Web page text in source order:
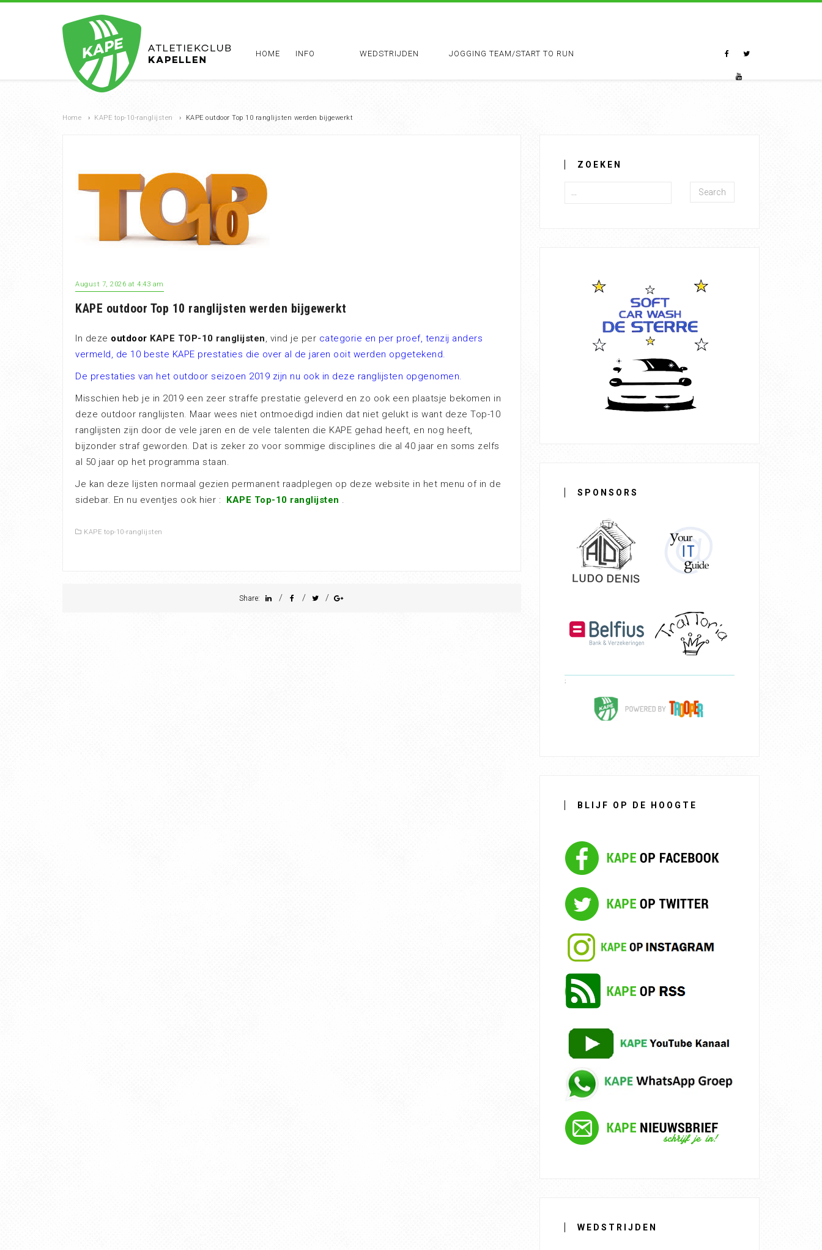
HOME INFO WEDSTRIJDEN JOGGING TEAM/START TO RUN
Home › KAPE top-10-ranglijsten › KAPE outdoor Top 10 ranglijsten werden bijgewerkt
August 7, 2026 at 4:43 am
KAPE outdoor Top 10 ranglijsten werden bijgewerkt
In deze outdoor KAPE TOP-10 ranglijsten, vind je per categorie en per proef, tenzij anders
vermeld, de 10 beste KAPE prestaties die over al de jaren ooit werden opgetekend.
De prestaties van het outdoor seizoen 2019 zijn nu ook in deze ranglijsten opgenomen.
Misschien heb je in 2019 een zeer straffe prestatie geleverd en zo ook een plaatsje bekomen in
deze outdoor ranglijsten. Maar wees niet ontmoedigd indien dat niet gelukt is want deze Top-10
ranglijsten zijn door de vele jaren en de vele talenten die KAPE gehad heeft, en nog heeft,
bijzonder straf geworden. Dat is zeker zo voor sommige disciplines die al 40 jaar en soms zelfs
al 50 jaar op het programma staan.
Je kan deze lijsten normaal gezien permanent raadplegen op deze website in het menu of in de
sidebar. En nu eventjes ook hier : KAPE Top-10 ranglijsten .
KAPE top-10-ranglijsten
Share: / / /
ZOEKEN
Search
SPONSORS
BLIJF OP DE HOOGTE
WEDSTRIJDEN